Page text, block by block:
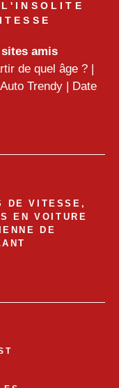
amis
de quel âge ? |
Auto Trendy | Date
DE VITESSE,
EN VOITURE
DE